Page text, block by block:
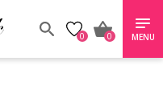
0 0 MENU